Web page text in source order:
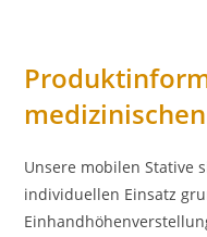
Unsere mobilen Stative
individuellen Einsatz